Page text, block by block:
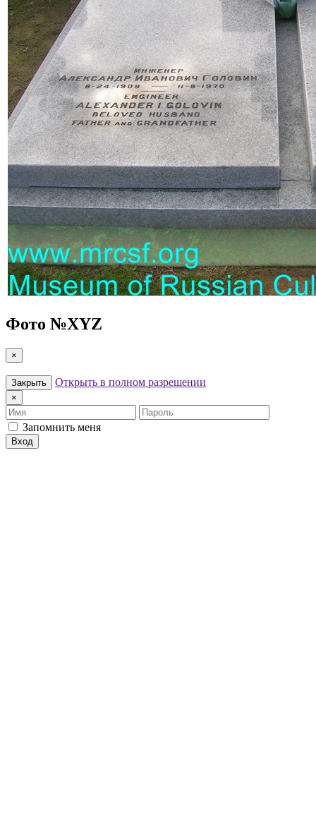
Фото №XYZ
×
Закрыть Открыть в полном разрешении
×
Имя
Пароль
Запомнить меня
Вход